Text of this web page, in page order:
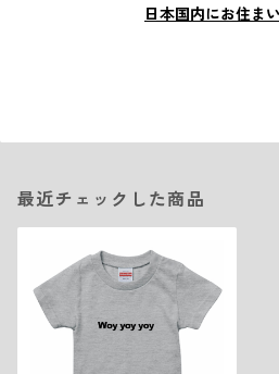
日本国内にお住ま
最近チェックした商品